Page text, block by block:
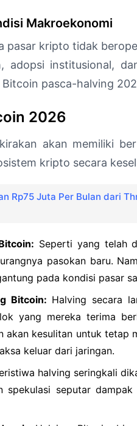
Makroekonomi
pasar kripto tidak
adopsi institusional,
pasca-halving
2026
akan memiliki
kripto secara
Rp75 Juta Per Bulan dari
Seperti yang telah
pasokan baru.
pada kondisi pasar
Bitcoin: Halving secara
yang mereka terima
akan kesulitan untuk tetap
keluar dari jaringan.
halving seringkali
spekulasi seputar